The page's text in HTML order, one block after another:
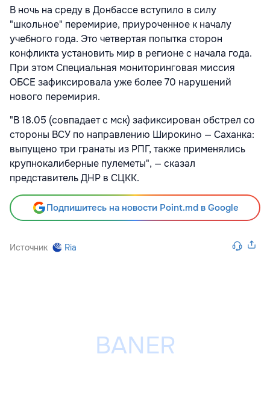
В ночь на среду в Донбассе вступило в силу
"школьное" перемирие, приуроченное к началу
учебного года. Это четвертая попытка сторон
конфликта установить мир в регионе с начала года.
При этом Специальная мониторинговая миссия
ОБСЕ зафиксировала уже более 70 нарушений
нового перемирия.
"В 18.05 (совпадает с мск) зафиксирован обстрел со
стороны ВСУ по направлению️ Широкино — Саханка:
выпущено три гранаты из РПГ, также применялись
крупнокалиберные пулеметы", — сказал
представитель ДНР в СЦКК.
Подпишитесь на новости Point.md в Google
Источник Ria